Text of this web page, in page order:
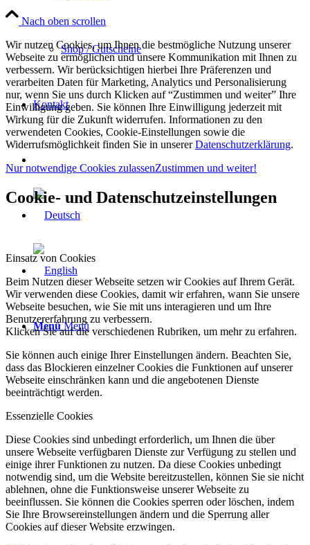
Shop / Gutscheine
Kontakt
Menü Menü
Nach oben scrollen
Wir nutzen Cookies, um Ihnen die bestmögliche Nutzung unserer
Webseite zu ermöglichen und unsere Kommunikation mit Ihnen zu
verbessern. Wir berücksichtigen hierbei Ihre Präferenzen und
verarbeiten Daten für Marketing, Analytics und Personalisierung
nur, wenn Sie uns durch Klicken auf “Zustimmen und weiter” Ihre
Einwilligung geben. Sie können Ihre Einwilligung jederzeit mit
Wirkung für die Zukunft widerrufen. Informationen zu den
verwendeten Cookies, Cookie-Einstellungen sowie die
Widerrufsmöglichkeit finden Sie in unsererDatenschutzerklärung.
Nur notwendige Cookies zulassenZustimmen und weiter!
Cookie- und Datenschutzeinstellungen
Einsatz von Cookies
Beim Nutzen dieser Webseite setzen wir Cookies auf Ihrem Gerät.
Wir verwenden diese Cookies, damit wir erfahren, wann Sie unsere
Webseite besuchen, wie Sie mit uns interagieren und um Ihre
Benutzererfahrung zu verbessern.
Klicken Sie auf die verschiedenen Rubriken, um mehr zu erfahren.
Sie können auch einige Ihrer Einstellungen ändern. Beachten Sie,
dass das Blockieren einzelner Cookies die Funktionen auf unserer
Webseite einschränken kann und die angebotenen Dienste
beeinträchtigt werden.
Essenzielle Cookies
Diese Cookies sind unbedingt erforderlich, um Ihnen die über
unsere Webseite verfügbaren Dienste zur Verfügung zu stellen und
einige ihrer Funktionen zu nutzen. Da diese Cookies unbedingt
notwendig sind, um die Website bereitzustellen, können Sie sie nicht
ablehnen, ohne die Funktionsweise unserer Webseite zu
beeinflussen. Sie können die Cookies sperren oder löschen, indem
Sie Ihre Browsereinstellungen ändern und die Sperrung aller
Cookies auf dieser Website erzwingen.